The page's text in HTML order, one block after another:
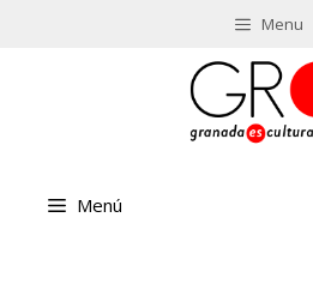
Menu
Menú